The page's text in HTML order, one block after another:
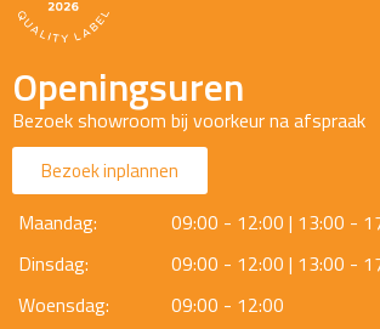
Openingsuren
Bezoek showroom bij voorkeur na afspraak
Bezoek inplannen
Maandag:
09:00 - 12:00 | 13:00 -
Dinsdag:
09:00 - 12:00 | 13:00 -
Woensdag:
09:00 - 12:00